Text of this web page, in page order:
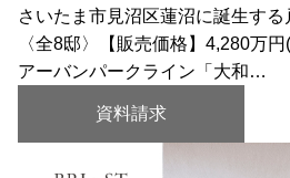
さいたま市見沼区蓮沼に誕生す
〈全8邸〉【販売価格】4,280万
アーバンパークライン「大和…
資料請求